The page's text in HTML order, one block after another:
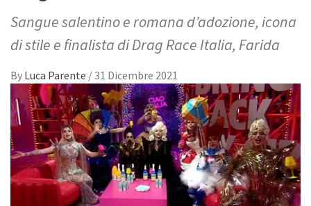
Sangue salentino e romana d’adozione, icona
di stile e finalista di Drag Race Italia, Farida
By Luca Parente / 31 Dicembre 2021